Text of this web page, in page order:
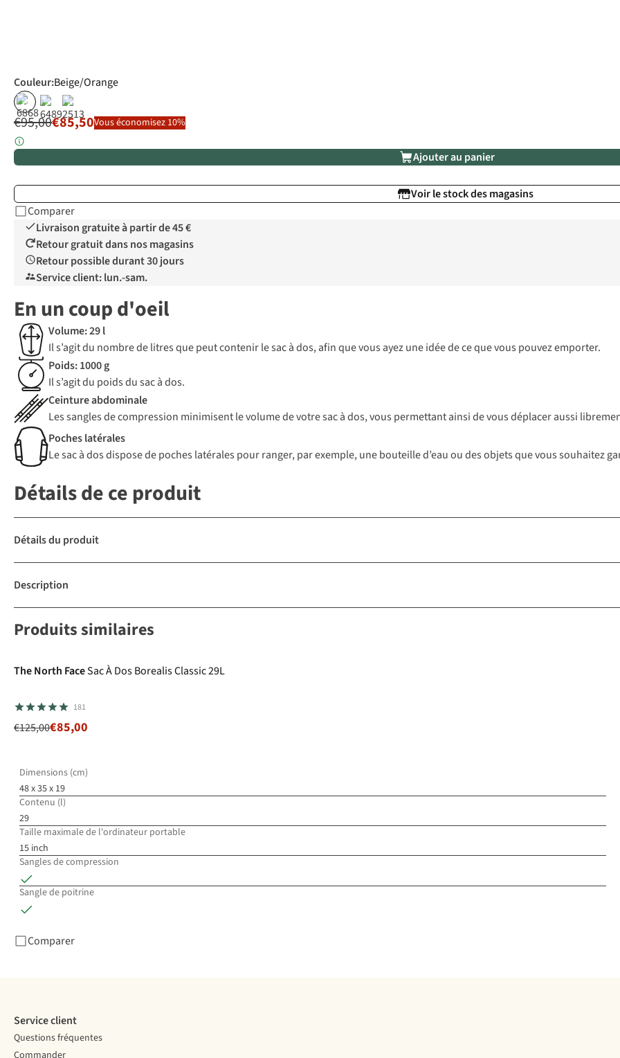
Couleur:Beige/Orange
% % %
€95,00€85,50Vous économisez 10%
Ajouter au panier
Voir le stock des magasins
Comparer
Livraison gratuite à partir de 45 €
Retour gratuit dans nos magasins
Retour possible durant 30 jours
Service client: lun.-sam.
En un coup d'oeil
Volume: 29 l
Il s’agit du nombre de litres que peut contenir le sac à dos, afin que vous ayez une idée de ce que vous pouvez emporter.
Poids: 1000 g
Il s’agit du poids du sac à dos.
Ceinture abdominale
Les sangles de compression minimisent le volume de votre sac à dos, vous permettant ainsi de vous déplacer aussi
Poches latérales
Le sac à dos dispose de poches latérales pour ranger, par exemple, une bouteille d’eau ou des objets que vous souhaitez
Détails de ce produit
Détails du produit
Description
Produits similaires
-32% Superpromo
The North FaceSac À Dos Borealis Classic 29L
181
€125,00€85,00
Dimensions (cm)
48 x 35 x 19
Contenu (l)
29
Taille maximale de l'ordinateur portable
15 inch
Sangles de compression
Sangle de poitrine
Comparer
Service client
Questions fréquentes